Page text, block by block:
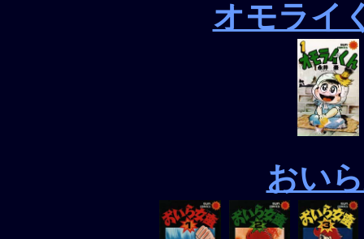
オモライ
おい